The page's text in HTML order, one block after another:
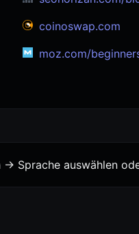
coinoswap.com
moz.com/
Sprache auswählen